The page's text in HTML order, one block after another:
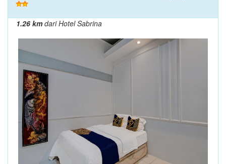
1.26 kmdari Hotel Sabrina